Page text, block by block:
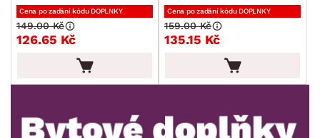
Velikonoce
Sedací soupravy a pohovky
Sestavy a stěny
Drobný nábytek
Spotřebiče
BARVA
Cena po zadání kódu DOPLNKY
126.65 Kč
149.00 Kč
Cena po zadání kódu DOPLNKY
135.15 Kč
159.00 Kč